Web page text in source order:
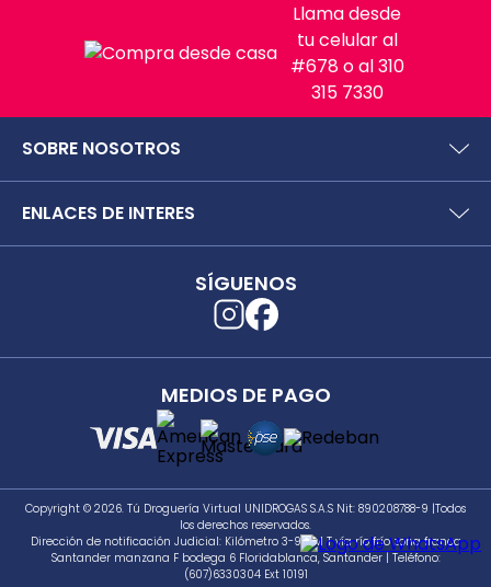
Llama desde
tu celular al
#678 o al 310
315 7330
SOBRE NOSOTROS
Preguntas frecuentes
Políticas y términos de uso
Términos y condiciones puntos saludables
Separata digital
ENLACES DE INTERES
Secretaría de Salud de Antioquia
Unidrogas S.A.S.
Cómo hacer un pedido en TDV
SÍGUENOS
MEDIOS DE PAGO
Copyright © 2026. Tú Droguería Virtual UNIDROGAS S.A.S Nit: 890208788-9 |Todos
los derechos reservados.
Dirección de notificación Judicial: Kilómetro 3-981 M T vía río frío zona franca
Santander manzana F bodega 6 Floridablanca, Santander | Teléfono:
(607)6330304 Ext 10191